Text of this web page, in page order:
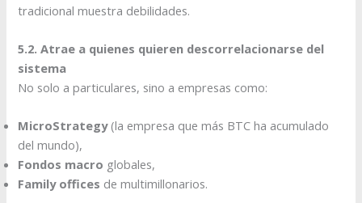
tradicional muestra debilidades.
5.2. Atrae a quienes quieren descorrelacionarse del
sistema
No solo a particulares, sino a empresas como:
MicroStrategy(la empresa que más BTC ha acumulado
del mundo),
Fondos macro globales,
Family offices de multimillonarios.